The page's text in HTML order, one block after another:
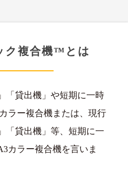
ク複合機™とは
「貸出機」や短期に一時
ラー複合機または、現行
「貸出機」等、短期に一
カラー複合機を言いま